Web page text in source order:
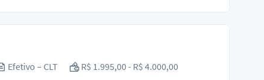
Efetivo – CLT R$ 1.995,00 - R$ 4.000,00